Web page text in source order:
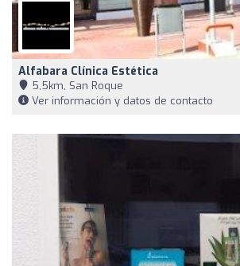
Alfabara Clínica Estética
5,5km, San Roque
Ver información y datos de contacto